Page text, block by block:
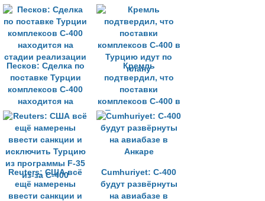
покупателем
Песков: Сделка по
поставке Турции
комплексов С-400
находится на
стадии реализации
Кремль
подтвердил, что
поставки
комплексов С-400 в
Турцию идут по
плану
Reuters: США всё
ещё намерены
ввести санкции и
Cumhuriyet: С-400
будут развёрнуты
на авиабазе в